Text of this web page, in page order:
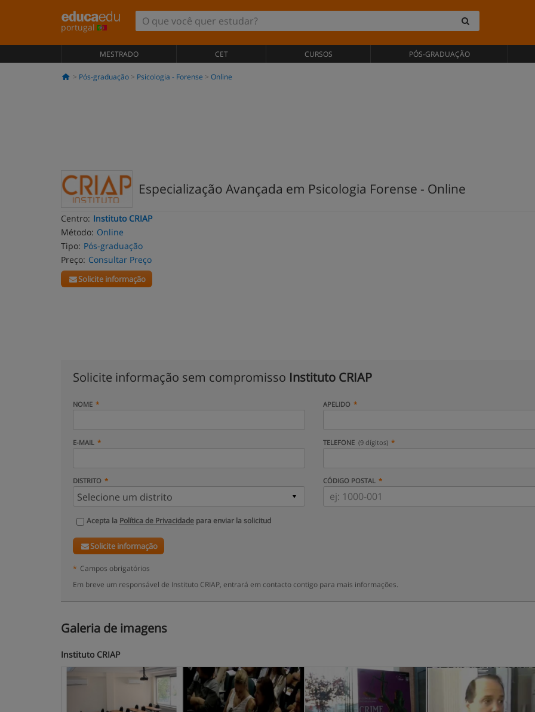
portugal
MESTRADO CET CURSOS PÓS-GRADUAÇÃO
Pós-graduação Psicologia - Forense Online
Especialização Avançada em Psicologia Forense - Online
Centro: Instituto CRIAP
Método: Online
Tipo: Pós-graduação
Preço: Consultar Preço
Solicite informação
Solicite informação sem compromisso Instituto CRIAP
NOME APELIDO
E-MAIL TELEFONE (9 dígitos)
DISTRITO CÓDIGO POSTAL
Acepta la Política de Privacidade para enviar la solicitud
Solicite informação
* Campos obrigatórios
Em breve um responsável de Instituto CRIAP, entrará em contacto contigo para mais informações.
Galeria de imagens
Instituto CRIAP